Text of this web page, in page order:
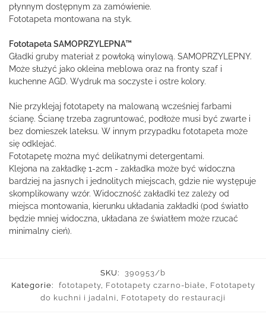
płynnym dostępnym za zamówienie.
Fototapeta montowana na styk.
Fototapeta SAMOPRZYLEPNA™
Gładki gruby materiał z powłoką winylową. SAMOPRZYLEPNY.
Może służyć jako okleina meblowa oraz na fronty szaf i
kuchenne AGD. Wydruk ma soczyste i ostre kolory.
Nie przyklejaj fototapety na malowaną wcześniej farbami
ścianę. Ścianę trzeba zagruntować, podłoże musi być zwarte i
bez domieszek lateksu. W innym przypadku fototapeta może
się odklejać.
Fototapetę można myć delikatnymi detergentami.
Klejona na zakładkę 1-2cm - zakładka może być widoczna
bardziej na jasnych i jednolitych miejscach, gdzie nie występuje
skomplikowany wzór. Widoczność zakładki tez zależy od
miejsca montowania, kierunku układania zakładki (pod światło
będzie mniej widoczna, układana ze światłem może rzucać
minimalny cień).
SKU:
390953/b
Kategorie:
fototapety, Fototapety czarno-białe, Fototapety
do kuchni i jadalni , Fototapety do restauracji